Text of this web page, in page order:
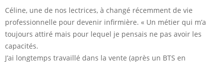
Céline, une de nos lectrices, à changé récemment de vie
professionnelle pour devenir infirmière. « Un métier qui m’a
toujours attiré mais pour lequel je pensais ne pas avoir les
capacités.
J’ai longtemps travaillé dans la vente (après un BTS en